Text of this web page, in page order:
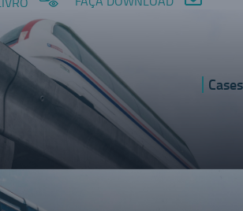
Cases